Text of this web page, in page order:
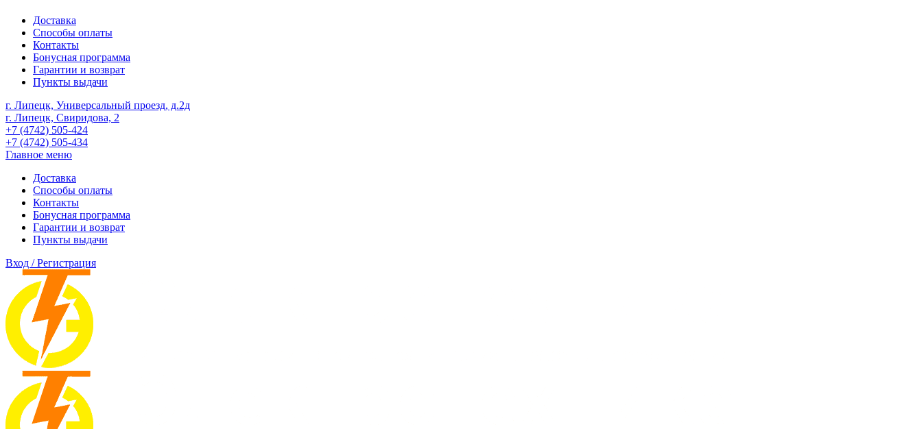
Доставка
Способы оплаты
Контакты
Бонусная программа
Гарантии и возврат
Пункты выдачи
г. Липецк, Универсальный проезд, д.2д
г. Липецк, Свиридова, 2
+7 (4742) 505-424
+7 (4742) 505-434
Главное меню
Доставка
Способы оплаты
Контакты
Бонусная программа
Гарантии и возврат
Пункты выдачи
Вход / Регистрация